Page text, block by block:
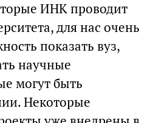
ИНК проводит
для нас очень
показать вуз,
научные
могут быть
Некоторые